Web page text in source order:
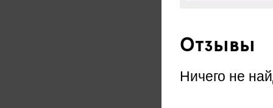
Отзывы
Ничего не